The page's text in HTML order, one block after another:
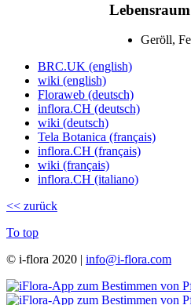
Lebensraum
Geröll,
BRC.UK (english)
wiki (english)
Floraweb (deutsch)
inflora.CH (deutsch)
wiki (deutsch)
Tela Botanica (français)
inflora.CH (français)
wiki (français)
inflora.CH (italiano)
<< zurück
To top
© i-flora 2020 | info@i-flora.com